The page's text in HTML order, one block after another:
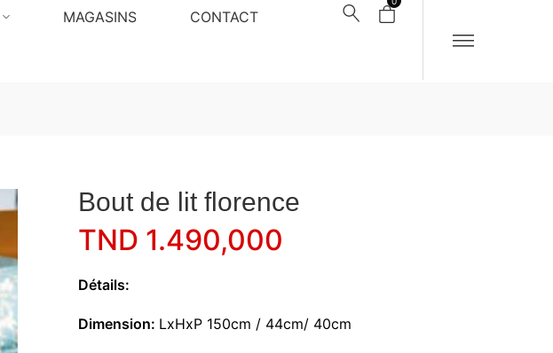
MAGASINS CONTACT
Bout de lit florence
TND 1.490,000
Détails:
Dimension: LxHxP 150cm / 44cm/ 40cm